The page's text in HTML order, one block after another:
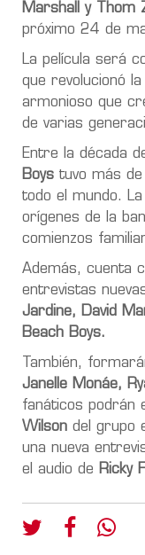
Marshall y Thom
próximo 24 de
La película será
que revolucionó
armonioso que
de varias
Entre la década
Boys tuvo más
todo el mundo.
orígenes de la
comienzos
Además, cuenta
entrevistas
Jardine, David
Beach Boys.
También,
Janelle Monáe,
fanáticos podrán
Wilson del grupo
una nueva
el audio de Ricky